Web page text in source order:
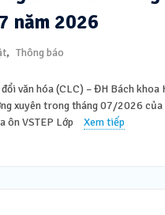
năm 2026
, Thông báo
văn hóa (CLC) – ĐH Bách khoa
xuyên trong tháng 07/2026 của
ôn VSTEP Lớp
Xem tiếp